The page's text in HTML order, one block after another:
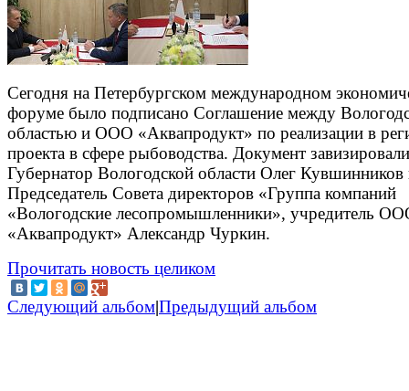
Сегодня на Петербургском международном
форуме было подписано Соглашение между
областью и ООО «Аквапродукт» по реализации в
проекта в сфере рыбоводства. Документ завизировали
Губернатор Вологодской области Олег Кувшинников
Председатель Совета директоров «Группа компаний
«Вологодские лесопромышленники», учредитель
«Аквапродукт» Александр Чуркин.
Прочитать новость целиком
Следующий альбом|Предыдущий альбом